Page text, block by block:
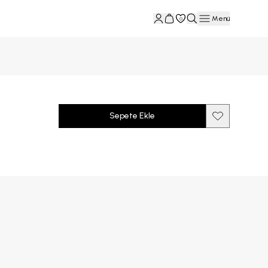
0 Menü
Sepete Ekle